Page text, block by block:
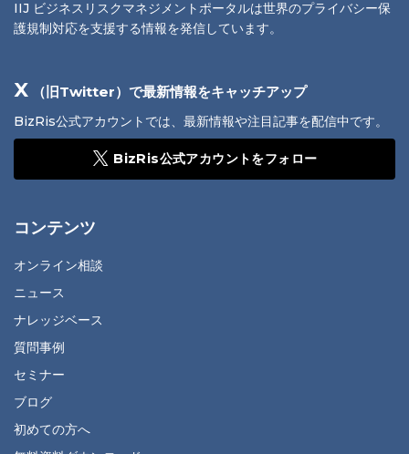
IIJ ビジネスリスクマネジメントポータルは世界のプライバシー保
護規制対応を支援する情報を発信しています。
X （旧Twitter）で最新情報をキャッチアップ
BizRis公式アカウントでは、最新情報や注目記事を配信中です。
BizRis公式アカウントをフォロー
コンテンツ
オンライン相談
ニュース
ナレッジベース
質問事例
セミナー
ブログ
初めての方へ